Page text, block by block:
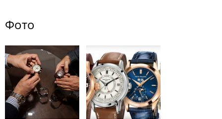
Фото